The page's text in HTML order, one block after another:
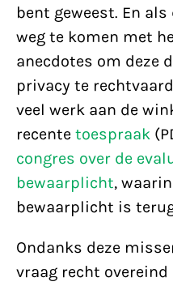
bent geweest. En
weg te komen met
anecdotes om deze
privacy te
veel werk aan de
recente toespraak
congres over de
bewaarplicht,
bewaarplicht is
Ondanks deze
vraag recht